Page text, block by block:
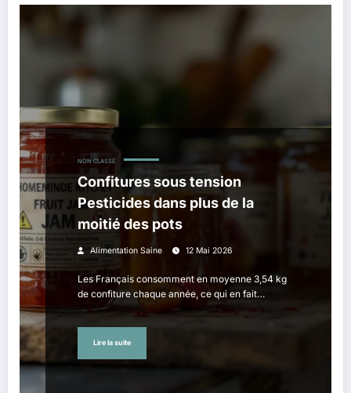
NON CLASSÉ
Confitures sous tension
Pesticides dans plus de la
moitié des pots
Alimentation Saine 12 Mai 2026
Les Français consomment en moyenne 3,54 kg
de confiture chaque année, ce qui en fait…
Lire la suite